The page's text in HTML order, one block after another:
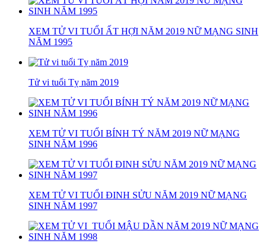
XEM TỬ VI TUỔI ẤT HỢI NĂM 2019 NỮ MẠNG SINH
NĂM 1995
Tử vi tuổi Tỵ năm 2019
XEM TỬ VI TUỔI BÍNH TÝ NĂM 2019 NỮ MẠNG
SINH NĂM 1996
XEM TỬ VI TUỔI ĐINH SỬU NĂM 2019 NỮ MẠNG
SINH NĂM 1997